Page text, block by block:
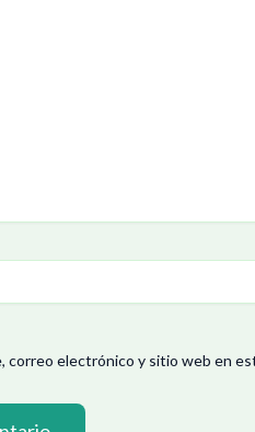
correo electrónico y sitio web en